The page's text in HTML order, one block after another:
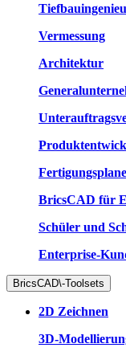
Vermessung
Architektur
BricsCAD für
Schüler und
Enterprise-
BricsCAD\-Toolsets
2D Zeichnen
3D-